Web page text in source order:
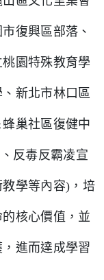
復興區部落、
園特殊教育學
新北市林口區
巢社區復健中
反毒反霸凌宣
學等內容)，培
核心價值 ，並
進而達成學習